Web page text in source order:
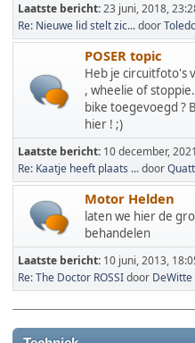
Laatste bericht:23 juni, 2018,
Re: Nieuwe lid stelt zic...door
POSER topic
Heb je circuitfoto's
, wheelie of
bike toegevoegd ?
hier ! ;)
Laatste bericht: 10 december,
Re: Kaatje heeft plaats ...door
Motor Helden
laten we hier de
behandelen
Laatste bericht: 10 juni, 2013,
Re: The Doctor ROSSIdoor DeWitte